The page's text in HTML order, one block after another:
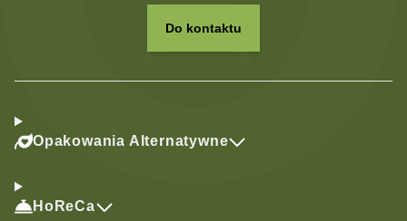
Do kontaktu
Opakowania Alternatywne
HoReCa